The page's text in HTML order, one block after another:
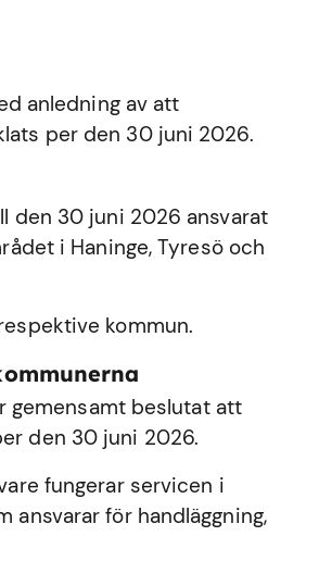
anledning av att
per den 30 juni 2026.
den 30 juni 2026 ansvarat
i Haninge,Tyresöoch
kommun.
gemensamt beslutat att
den 30 juni 2026.
fungerar servicen i
för handläggning,